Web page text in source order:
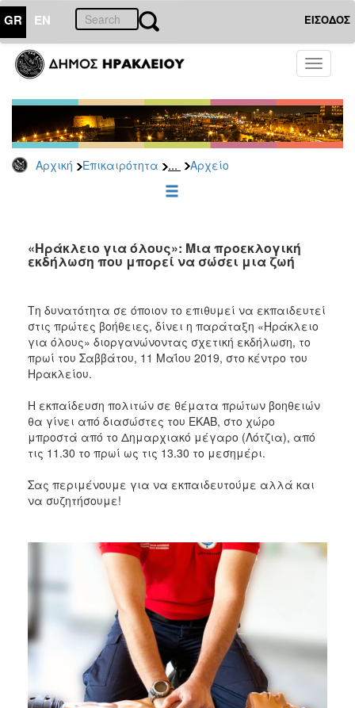
GR EN ΕΙΣΟΔΟΣ
Toggle
Αρχική Επικαιρότητα ... Αρχείο
ΕΠΙΚΑΙΡΟΤΗΤΑ
Παρατάξεις
Αρχείο
ΕΠΙΣΚΕΠΤΗΣ
«Ηράκλειο για όλους»: Μια προεκλογική
εκδήλωση που μπορεί να σώσει μια ζωή
Τη δυνατότητα σε όποιον το επιθυμεί να εκπαιδευτεί
στις πρώτες βοήθειες, δίνει η παράταξη «Ηράκλειο
για όλους» διοργανώνοντας σχετική εκδήλωση, το
πρωί του Σαββάτου, 11 Μαΐου 2019, στο κέντρο του
Ηρακλείου.
Η εκπαίδευση πολιτών σε θέματα πρώτων βοηθειών
θα γίνει από διασώστες του ΕΚΑΒ, στο χώρο
μπροστά από το Δημαρχιακό μέγαρο (Λότζια), από
τις 11.30 το πρωί ως τις 13.30 το μεσημέρι.
Σας περιμένουμε για να εκπαιδευτούμε αλλά και
να συζητήσουμε!